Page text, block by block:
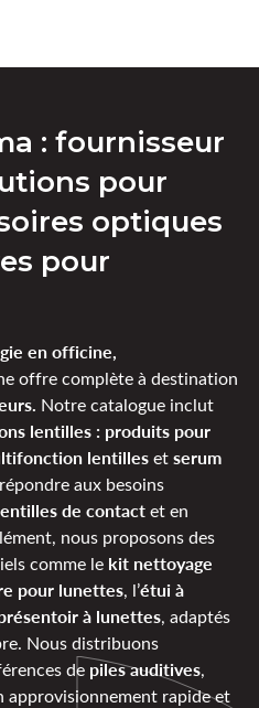
: fournisseur
pour
optiques
pour
en officine,
offre complète à destination
Notre catalogue inclut
lentilles : produits pour
lentillesetserum
aux besoins
de contactet en
nous proposons des
comme le kit nettoyage
pour lunettes, l’étui à
à lunettes, adaptés
Nous distribuons
de piles auditives,
approvisionnement rapide et